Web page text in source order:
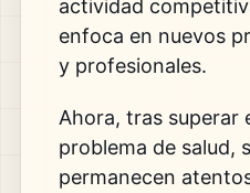
actividad
enfoca en nuevos
y profesionales.
Ahora, tras superar
problema de salud,
permanecen